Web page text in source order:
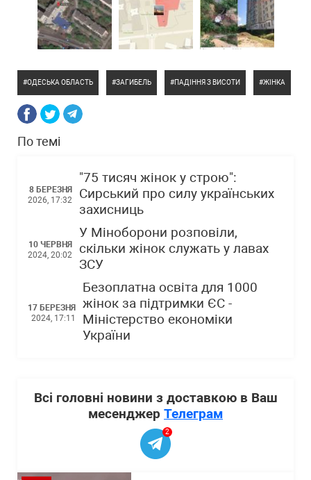
ОДЕСЬКА ОБЛАСТЬ ЗАГИБЕЛЬ ПАДІННЯ З ВИСОТИ ЖІНКА
По темі
8 БЕРЕЗНЯ
2026, 17:32
"75 тисяч жінок у строю":
Сирський про силу українських
захисниць
10 ЧЕРВНЯ
2024, 20:02
У Міноборони розповіли,
скільки жінок служать у лавах
ЗСУ
17 БЕРЕЗНЯ
2024, 17:11
Безоплатна освіта для 1000
жінок за підтримки ЄС -
Міністерство економіки
України
Всі головні новини з доставкою в Ваш
месенджер Телеграм
2